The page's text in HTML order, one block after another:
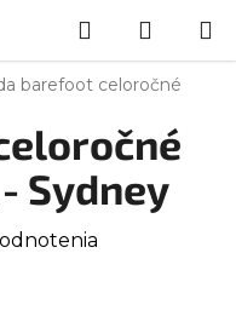
Hľadať
KOŠÍK
barefoot celoročné
Sydney